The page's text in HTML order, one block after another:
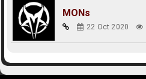
MONs
22 Oct 2020